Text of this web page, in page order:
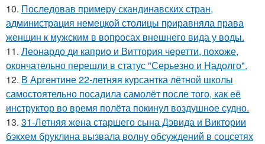
10. Последовав примеру скандинавских стран,
администрация немецкой столицы приравняла права
женщин к мужским в вопросах внешнего вида у воды.
11. Леонардо ди каприо и Виттория черетти, похоже,
окончательно перешли в статус "Серьезно и Надолго".
12. В Аргентине 22-летняя курсантка лётной школы
самостоятельно посадила самолёт после того, как её
инструктор во время полёта покинул воздушное судно.
13. 31-Летняя жена старшего сына Дэвида и Виктории
бэкхем бруклина вызвала волну обсуждений в соцсетях